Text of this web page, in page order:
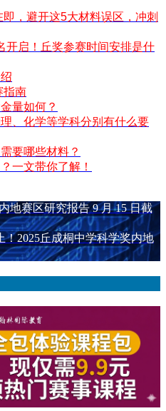
，避开这5大材料误区，冲刺
开启！丘奖参赛时间安排是什
指南
量如何？
、化学等学科分别有什么要
要哪些材料？
一文带你了解！
地赛区研究报告 9 月 15 日截
！2025丘成桐中学科学奖内地